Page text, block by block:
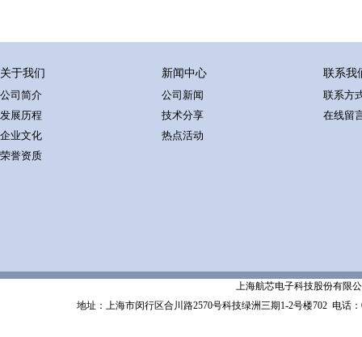
关于我们
公司简介
发展历程
企业文化
荣誉资质
新闻中心
公司新闻
技术分享
热点活动
联系我
联系方
在线留
上海航芯电子科技股份有限公
地址：上海市闵行区合川路2570号科技绿洲三期1-2号楼702 电话